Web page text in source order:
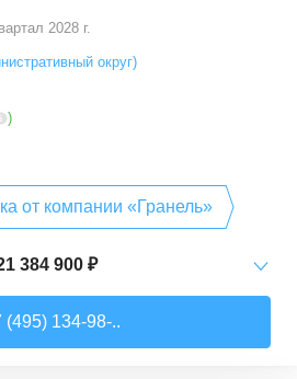
2028 г.
округ)
)
от компании «Гранель»
384 900 ₽
(495) 134-98-..